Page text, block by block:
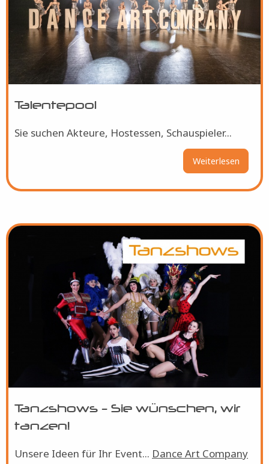
Talentepool
Sie suchen Akteure, Hostessen, Schauspieler...
Weiterlesen
Bild
Tanzshows - Sie wünschen, wir
tanzen!
Unsere Ideen für Ihr Event... Dance Art Company